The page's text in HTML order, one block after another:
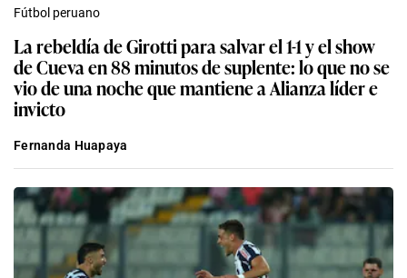
Fútbol peruano
La rebeldía de Girotti para salvar el 1-1 y el show
de Cueva en 88 minutos de suplente: lo que no se
vio de una noche que mantiene a Alianza líder e
invicto
Fernanda Huapaya